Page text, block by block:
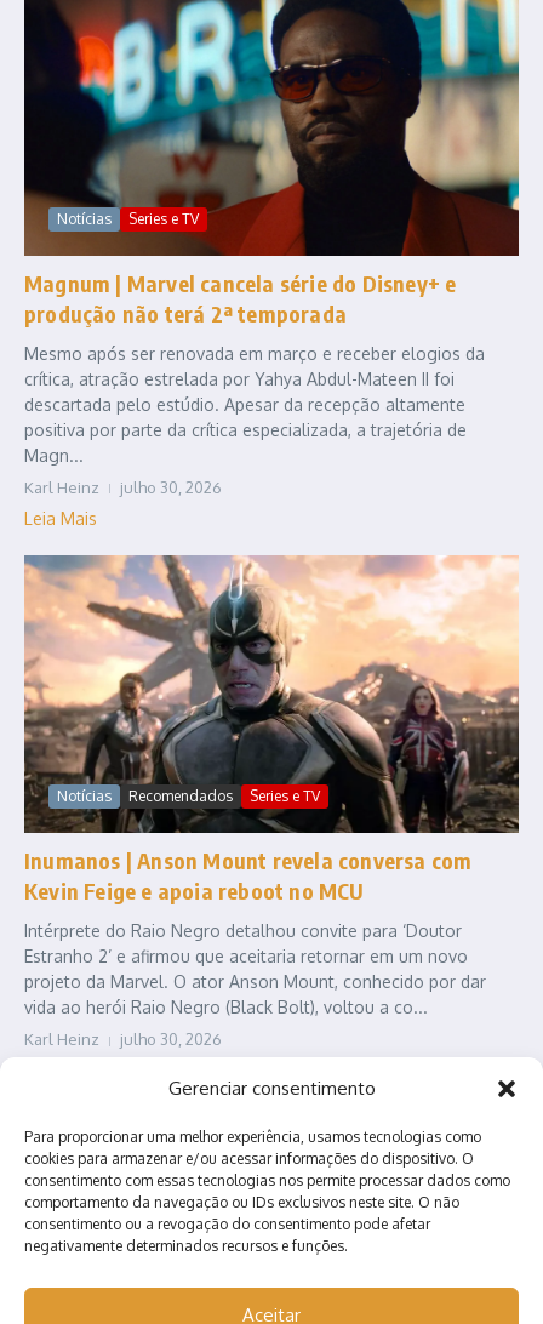
Gerenciar consentimento
Para proporcionar uma melhor experiência, usamos tecnologias como
cookies para armazenar e/ou acessar informações do dispositivo. O
consentimento com essas tecnologias nos permite processar dados como
comportamento da navegação ou IDs exclusivos neste site. O não
consentimento ou a revogação do consentimento pode afetar
negativamente determinados recursos e funções.
Aceitar
Notícias Series e TV
Magnum | Marvel cancela série do Disney+ e
produção não terá 2ª temporada
Mesmo após ser renovada em março e receber elogios da
crítica, atração estrelada por Yahya Abdul-Mateen II foi
descartada pelo estúdio. Apesar da recepção altamente
positiva por parte da crítica especializada, a trajetória de
Magn...
Karl Heinz julho 30, 2026
Leia Mais
Notícias Recomendados Series e TV
Inumanos | Anson Mount revela conversa com
Kevin Feige e apoia reboot no MCU
Intérprete do Raio Negro detalhou convite para ‘Doutor
Estranho 2’ e afirmou que aceitaria retornar em um novo
projeto da Marvel. O ator Anson Mount, conhecido por dar
vida ao herói Raio Negro (Black Bolt), voltou a co...
Karl Heinz julho 30, 2026
Anuncie conosco!